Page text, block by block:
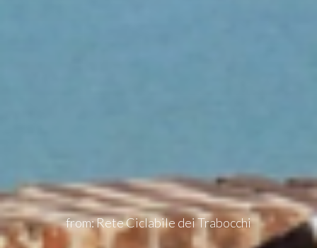
from: Rete Ciclabile dei Trabocchi